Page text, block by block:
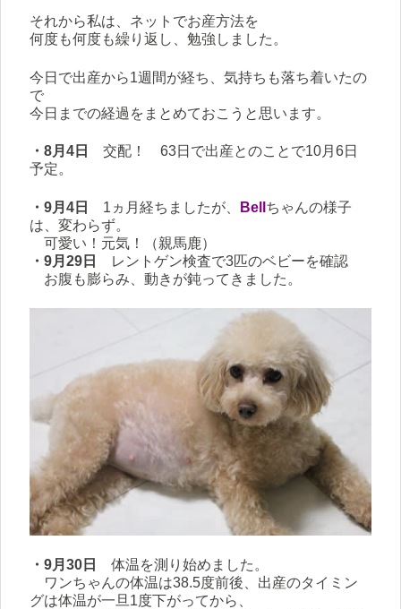
それから私は、ネットでお産方法を
何度も何度も繰り返し、勉強しました。
今日で出産から1週間が経ち、気持ちも落ち着いたの
で
今日までの経過をまとめておこうと思います。
・8月4日
交配！ 63日で出産とのことで10月6日
予定。
・9月4日 1ヵ月経ちましたが、 Bell ちゃんの様子
は、変わらず。
可愛い！元気！（親馬鹿）
・9月29日
レントゲン検査で3匹のベビーを確認
お腹も膨らみ、動きが鈍ってきました。
・9月30日
体温を測り始めました。
ワンちゃんの体温は38.5度前後、出産のタイミン
グは体温が一旦1度下がってから、